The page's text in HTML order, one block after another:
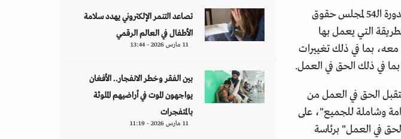
خلص تقرير تستعرضه مفوضية الأمم المتحدة السامية لحقوق الإنسان، ضمن فعاليات الدورة الـ54 لمجلس حقوق
أن تغير المناخ أثر على الطريقة التي يعمل بها
معه، بما في ذلك تغييرات
بما في ذلك الحق في العمل.
الحق في العمل من
وشاملة للجميع"، على
2022 تحت عنوان "مستقبل الحق في العمل" برئاسة
تصاعد التنمر الإلكتروني يهدد سلامة
الأطفال في العالم الرقمي
11 مارس 2026 - 13:44
بين الفقر وخطر الانفجار.. الأفغان
يواجهون الموت في أراضيهم الملوثة
بالمتفجرات
11 مارس 2026 - 11:19